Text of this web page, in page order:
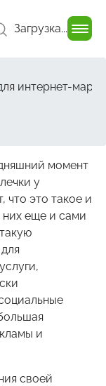
Загрузка...
интернет-
момент
у
что это такое и
них еще и сами
и
своей